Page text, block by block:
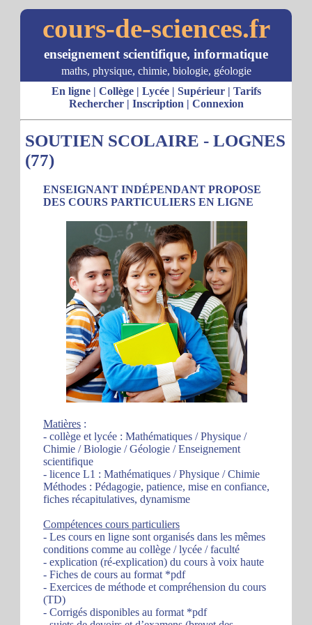
cours-de-sciences.fr
enseignement scientifique, informatique
maths, physique, chimie, biologie, géologie
En ligne| Collège| Lycée| Supérieur| Tarifs
Rechercher| Inscription | Connexion
SOUTIEN SCOLAIRE - LOGNES
(77)
ENSEIGNANT INDÉPENDANT PROPOSE
DES COURS PARTICULIERS EN LIGNE
Matières :
- collège et lycée : Mathématiques / Physique /
Chimie / Biologie / Géologie / Enseignement
scientifique
- licence L1 : Mathématiques / Physique / Chimie
Méthodes : Pédagogie, patience, mise en confiance,
fiches récapitulatives, dynamisme
Compétences cours particuliers
- Les cours en ligne sont organisés dans les mêmes
conditions comme au collège / lycée / faculté
- explication (ré-explication) du cours à voix haute
- Fiches de cours au format *pdf
- Exercices de méthode et compréhension du cours
(TD)
- Corrigés disponibles au format *pdf